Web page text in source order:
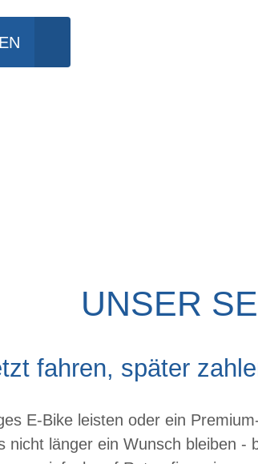
UNSER
fahren, später
E-Bike leisten oder ein
nicht länger ein Wunsch bleiben -